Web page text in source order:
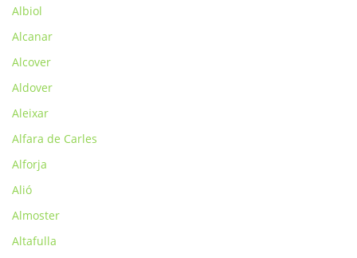
Albiol
Alcanar
Alcover
Aldover
Aleixar
Alfara de Carles
Alforja
Alió
Almoster
Altafulla